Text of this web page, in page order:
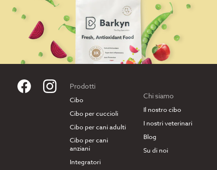
Prodotti
Cibo
Cibo per cuccioli
Cibo per cani adulti
Cibo per cani
anziani
Integratori
Chi siamo
Il nostro cibo
I nostri veterinari
Blog
Su di noi